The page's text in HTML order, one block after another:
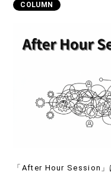
COLUMN
「After Hour Session」